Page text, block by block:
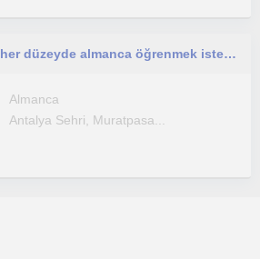
Çocuk veya Yetişkin her düzeyde almanca öğrenmek isteyen öğrencilerime dersleri eğlenerek öğretiyorum.
Almanca
Antalya Sehri, Muratpasa...